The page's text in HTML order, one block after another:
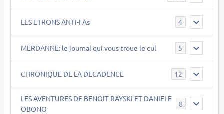
LES ETRONS ANTI-FAs 4
MERDANNE: le journal qui vous troue le cul 5
CHRONIQUE DE LA DECADENCE 12
LES AVENTURES DE BENOIT RAYSKI ET DANIELE
OBONO
8